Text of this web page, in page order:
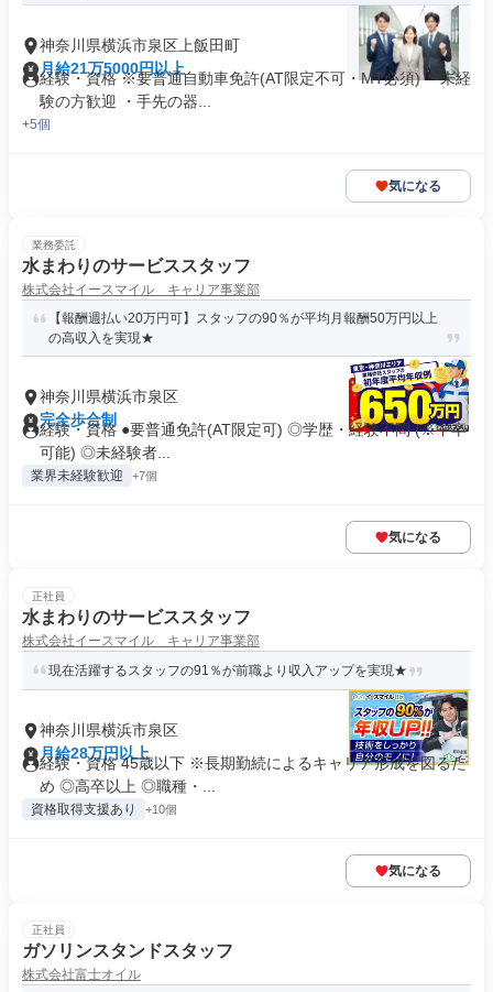
神奈川県横浜市泉区上飯田町
月給21万5000円以上
経験・資格 ※要普通自動車免許(AT限定不可・MT必須) ・未経
験の方歓迎 ・手先の器...
+5個
気になる
業務委託
水まわりのサービススタッフ
株式会社イースマイル キャリア事業部
【報酬週払い20万円可】スタッフの90％が平均月報酬50万円以上
の高収入を実現★
神奈川県横浜市泉区
完全歩合制
経験・資格 ●要普通免許(AT限定可) ◎学歴・経験不問 (※中卒
可能) ◎未経験者...
業界未経験歓迎 +7個
気になる
正社員
水まわりのサービススタッフ
株式会社イースマイル キャリア事業部
現在活躍するスタッフの91％が前職より収入アップを実現★
神奈川県横浜市泉区
月給28万円以上
経験・資格 45歳以下 ※長期勤続によるキャリア形成を図るた
め ◎高卒以上 ◎職種・...
資格取得支援あり +10個
気になる
正社員
ガソリンスタンドスタッフ
株式会社富士オイル